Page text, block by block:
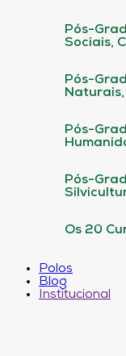
Pós-
Sociais,
Pós-
Pós-
Pós-
Os 20
Polos
Blog
Institucional